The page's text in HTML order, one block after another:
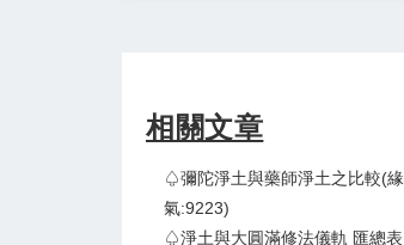
相關文章
♤彌陀淨土與藥師淨土之比較(緣
氣:9223)
♤淨土與大圓滿修法儀軌 匯總表